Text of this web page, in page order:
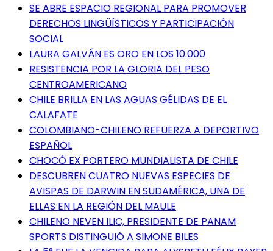
SE ABRE ESPACIO REGIONAL PARA PROMOVER
DERECHOS LINGÜÍSTICOS Y PARTICIPACIÓN
SOCIAL
LAURA GALVÁN ES ORO EN LOS 10.000
RESISTENCIA POR LA GLORIA DEL PESO
CENTROAMERICANO
CHILE BRILLA EN LAS AGUAS GÉLIDAS DE EL
CALAFATE
COLOMBIANO-CHILENO REFUERZA A DEPORTIVO
ESPAÑOL
CHOCÓ EX PORTERO MUNDIALISTA DE CHILE
DESCUBREN CUATRO NUEVAS ESPECIES DE
AVISPAS DE DARWIN EN SUDAMÉRICA, UNA DE
ELLAS EN LA REGIÓN DEL MAULE
CHILENO NEVEN ILIC, PRESIDENTE DE PANAM
SPORTS DISTINGUIÓ A SIMONE BILES